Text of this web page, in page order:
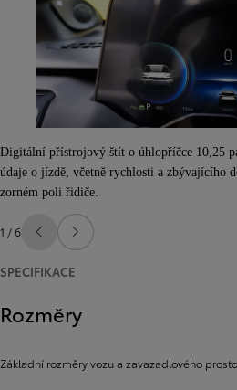
Digitální přístrojový štít o úhlopříčce 10,25
údaje o jízdě, včetně rychlosti a zbývajícího
zorném poli řidiče.
1 / 6 Předchozí
Další
SPECIFIKACE
Rozměry
Základní rozměry vozu a zavazadlového